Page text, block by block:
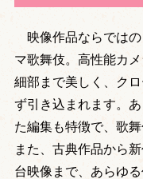
映像作品ならではの
マ歌舞伎。高性能カ
細部まで美しく、ク
ず引き込まれます。
た編集も特徴で、歌
また、古典作品から
台映像まで、あらゆ